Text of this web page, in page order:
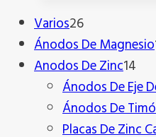
Varios2626
productos
Ánodos De Magnesio
Anodos De Zinc14
Ánodos De Eje
Ánodos De
Placas De Zinc